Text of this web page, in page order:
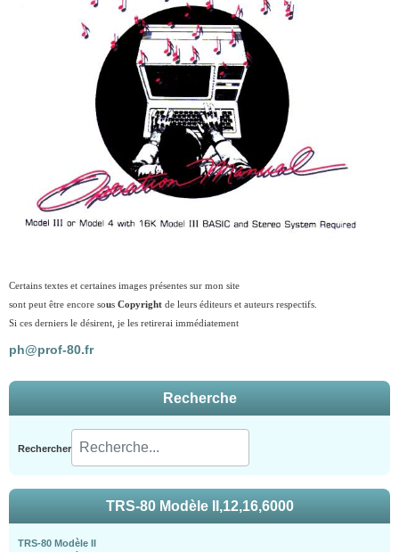
Certains textes et certaines images présentes sur mon site
sont peut être encore sous Copyright de leurs éditeurs et auteurs respectifs.
Si ces derniers le désirent, je les retirerai immédiatement
ph@prof-80.fr
Recherche
Rechercher
TRS-80 Modèle II,12,16,6000
TRS-80 Modèle II